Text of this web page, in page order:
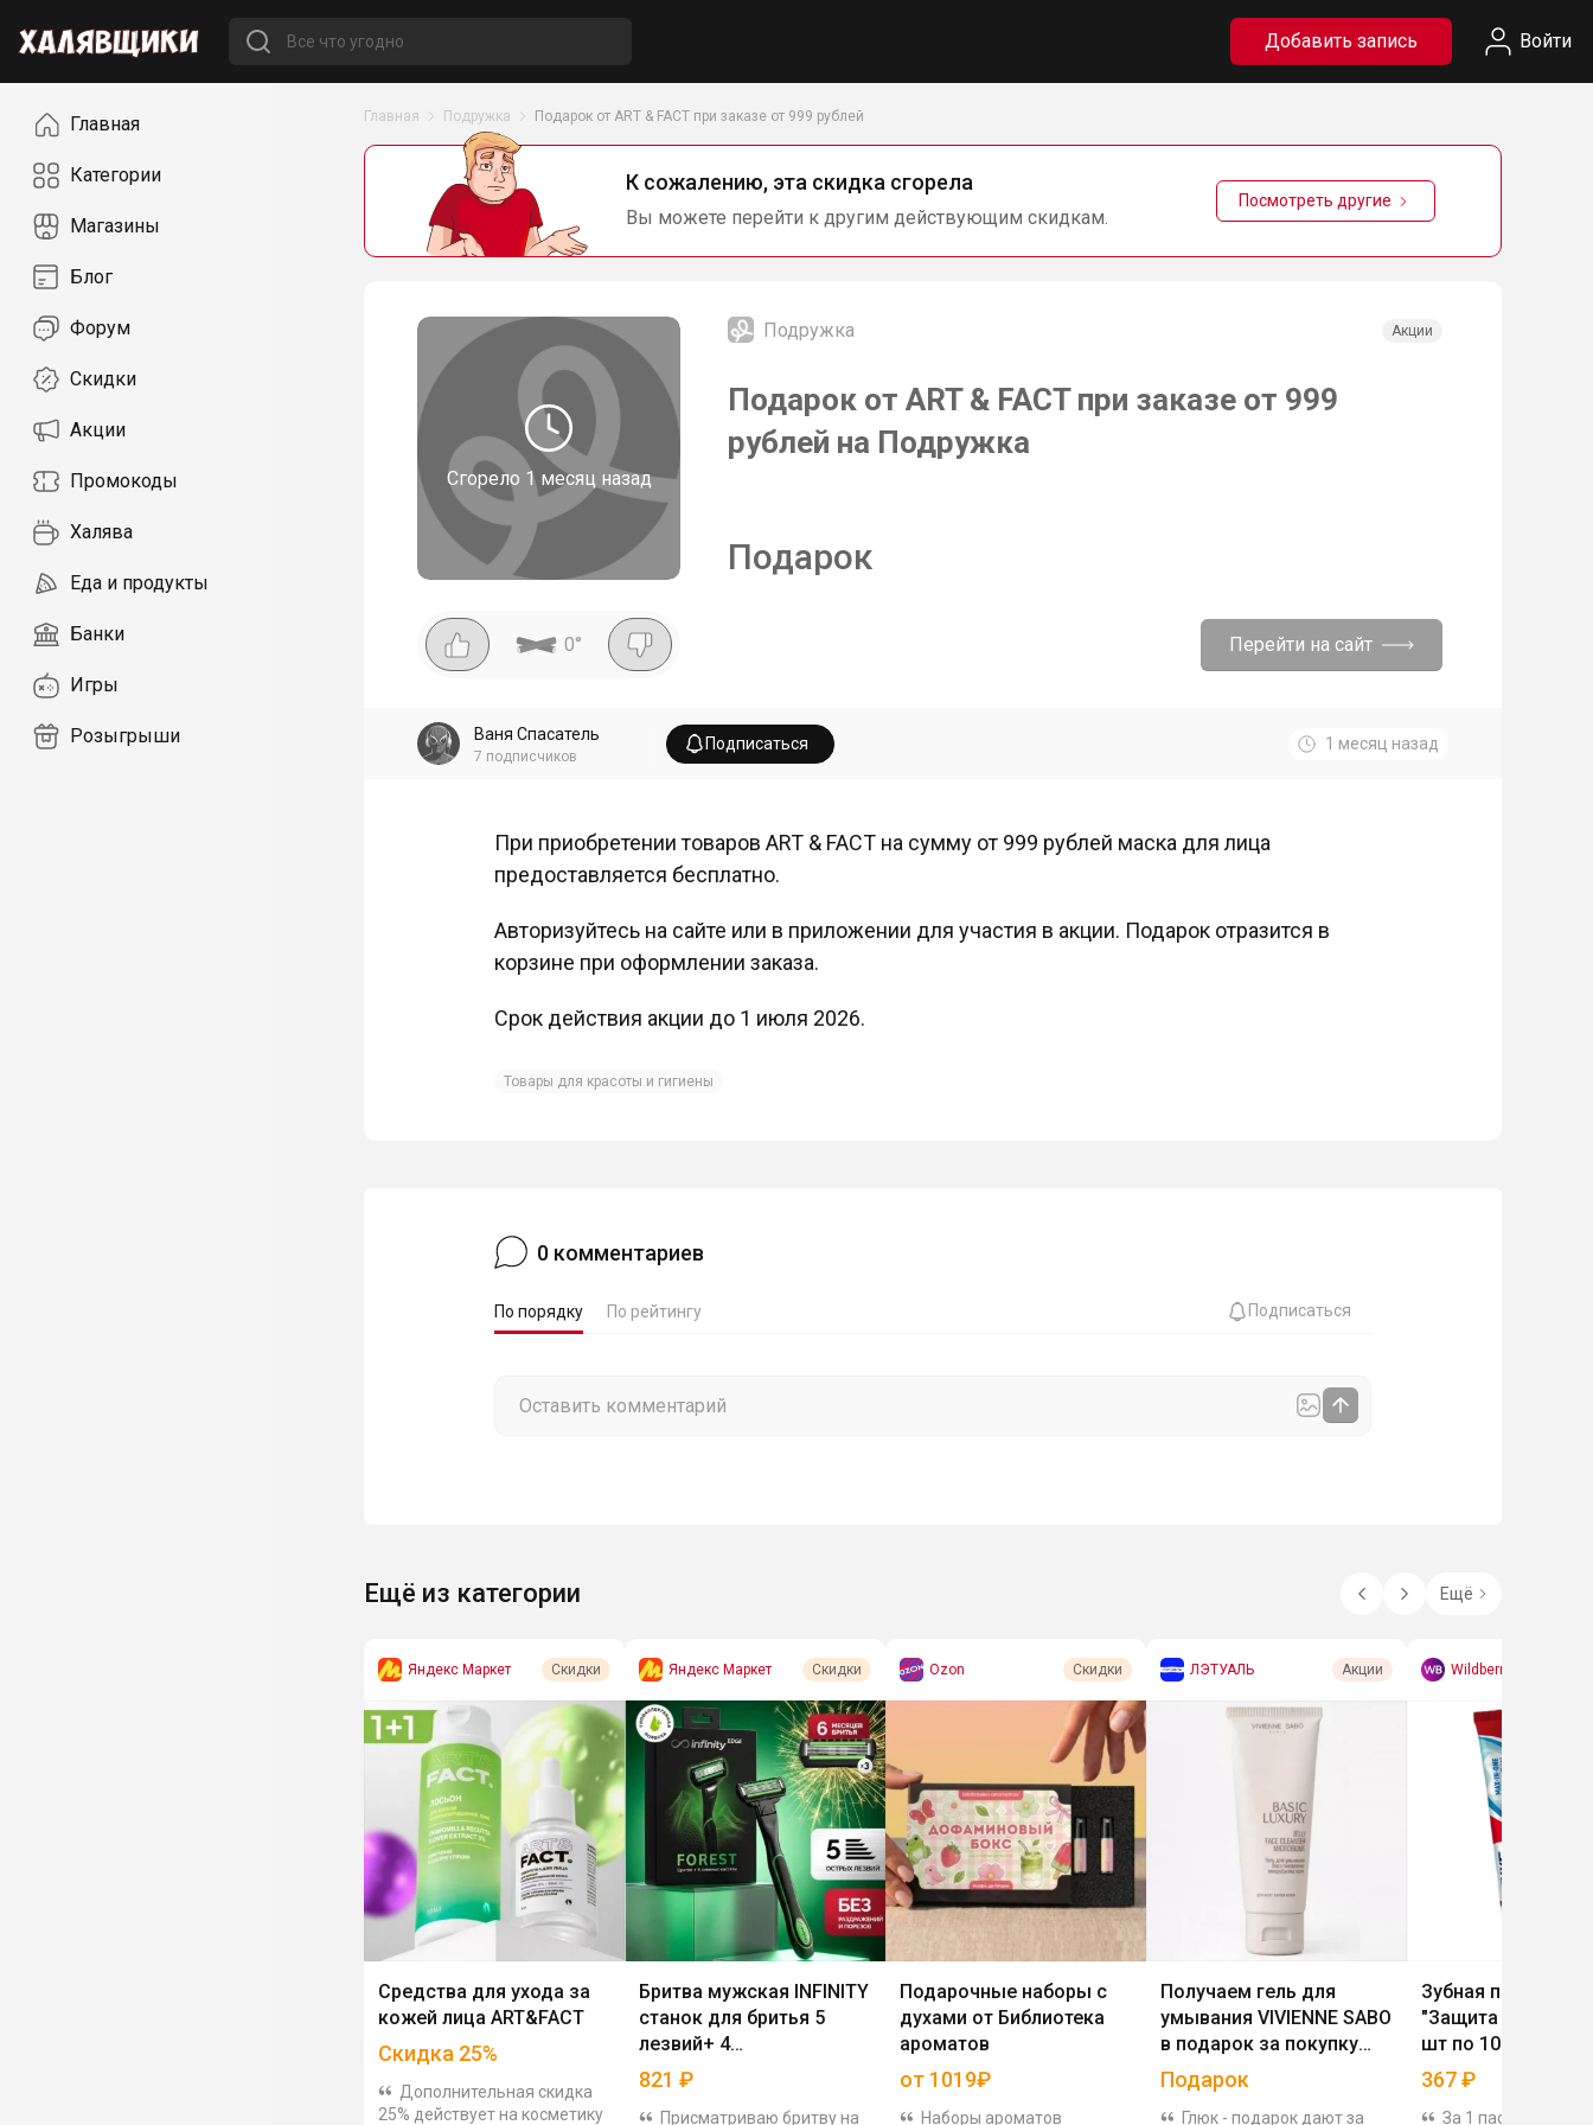
Добавить запись Войти
НавигацияГлавная
Категории
Магазины
Блог
Форум
Скидки
Акции
Промокоды
Халява
Еда и продукты
Банки
Игры
Розыгрыши
Главная Подружка Подарок от ART & FACT при заказе от 999 рублей
К сожалению, эта скидка сгорела
Вы можете перейти к другим действующим скидкам.
Посмотреть другие
Сгорело 1 месяц назад
Подружка Акции
Подарок от ART & FACT при заказе от 999
рублей на Подружка
Подарок
0° Перейти на сайт
Ваня Спасатель
7 подписчиков
Подписаться 1 месяц назад
При приобретении товаров ART & FACT на сумму от 999 рублей маска для лица
предоставляется бесплатно.
Авторизуйтесь на сайте или в приложении для участия в акции. Подарок отразится в
корзине при оформлении заказа.
Срок действия акции до 1 июля 2026.
Товары для красоты и гигиены
0 комментариев
По порядку По рейтингу Подписаться
Ещё из категории Ещё
Яндекс Маркет Скидки
Средства для ухода за
кожей лица ART&FACT
Скидка 25%
Дополнительная скидка
25% действует на косметику
Яндекс Маркет Скидки
Бритва мужская INFINITY
станок для бритья 5
лезвий+ 4
кассеты+защитный кейс
821 ₽
Присматриваю бритву на
Ozon Скидки
Подарочные наборы с
духами от Библиотека
ароматов
от 1019₽
Наборы ароматов
ЛЭТУАЛЬ Акции
Получаем гель для
умывания VIVIENNE SABO
в подарок за покупку
любого товара
Подарок
Глюк - подарок дают за
Wildberries
Зубная паста EXXE
"Защита от
шт по 100 гр
367₽
За 1 пасту